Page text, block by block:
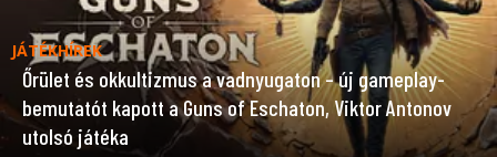
JÁTÉKHÍREK
Őrület és okkultizmus a vadnyugaton – új gameplay-
bemutatót kapott a Guns of Eschaton, Viktor Antonov
utolsó játéka